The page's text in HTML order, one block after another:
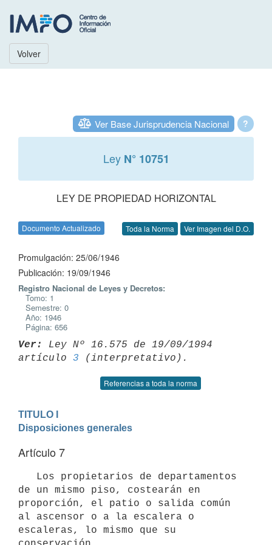
Volver
?
Ver Base Jurisprudencia Nacional
Ley N° 10751
LEY DE PROPIEDAD HORIZONTAL
Documento Actualizado Toda la Norma Ver Imagen del D.O.
Promulgación: 25/06/1946
Publicación: 19/09/1946
Registro Nacional de Leyes y Decretos:
Tomo: 1
Semestre: 0
Año: 1946
Página: 656
Ver:
Ley Nº 16.575 de 19/09/1994
artículo 3
Referencias a toda la norma
TITULO I
Disposiciones generales
Artículo 7
de un mismo piso, costearán en
proporción, el patio o salida común
al ascensor o a la escalera o
escaleras, lo mismo que su